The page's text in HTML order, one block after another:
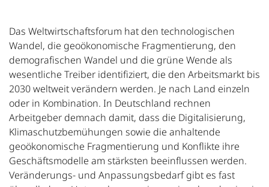
Das Weltwirtschaftsforum hat den technologischen
Wandel, die geoökonomische Fragmentierung, den
demografischen Wandel und die grüne Wende als
wesentliche Treiber identifiziert, die den Arbeitsmarkt bis
2030 weltweit verändern werden. Je nach Land einzeln
oder in Kombination. In Deutschland rechnen
Arbeitgeber demnach damit, dass die Digitalisierung,
Klimaschutzbemühungen sowie die anhaltende
geoökonomische Fragmentierung und Konflikte ihre
Geschäftsmodelle am stärksten beeinflussen werden.
Veränderungs- und Anpassungsbedarf gibt es fast